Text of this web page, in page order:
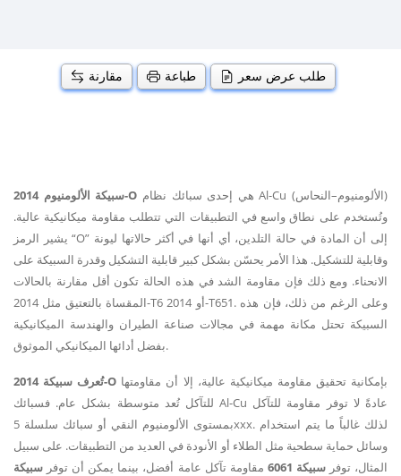
مقارنة طباعة طلب عرض سعر
سبيكة الألومنيوم 2014-O
وتُستخدم على نطاق واسع في التطبيقات التي تتطلب مقاومة ميكانيكية عالية.
يشير الرمز “O” إلى أن المادة في حالة التلدين، أي أنها في أكثر حالاتها ليونة
وقابلية للتشكيل. هذا الأمر يحسّن بشكل كبير قابلية التشكيل وقدرة السبيكة على
الانحناء. ومع ذلك فإن مقاومة الشد في هذه الحالة تكون أقل مقارنة بالحالات
المقساة بالتعتيق مثل 2014-T6 أو 2014-T651. وعلى الرغم من ذلك، فإن هذه
السبيكة تحتل مكانة مهمة في مجالات صناعة الطيران والهندسة الميكانيكية
بفضل أدائها الميكانيكي الموثوق.
تُعرف سبيكة 2014-O
للتآكل تُعد متوسطة بشكل عام. فسبائك Al-Cu عادةً لا توفر مقاومة للتآكل
بمستوى الألومنيوم النقي أو سبائك سلسلة 5xxx. لذلك غالباً ما يتم استخدام
وسائل حماية سطحية مثل الطلاء أو الأنودة في العديد من التطبيقات. على سبيل
المثال، توفرسبيكة 6061 مقاومة تآكل عامة أفضل، بينما يمكن أن توفر سبيكة